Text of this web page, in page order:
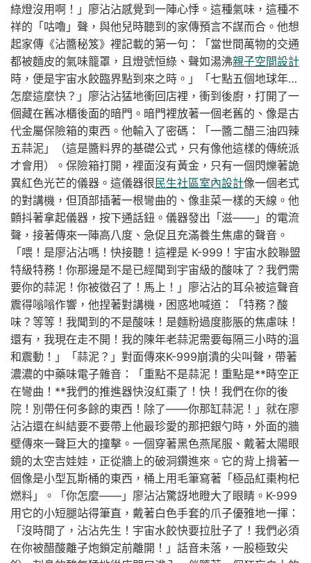
綠燈沒用啊！」廖沾沾感覺到一陣心悸。這種氣味，這種不
祥的「咕嚕」聲，與他兒時聽到的家傳預言不謀而合。他想
起家傳《沾醬秘笈》裡記載的第一句：「當世間萬物的交通
都被麵皮的氣味籠罩，且燈號恒綠、聲如湯沸親子空間設計
時，便是宇宙水餃臨界點到來之時。」「七點五個地球年…
怎麼這麼快？」廖沾沾猛地衝回店裡，衝到後廚，打開了一
個藏在舊冰櫃後面的暗門。暗門裡放著一個老舊的、像是古
代金屬保險箱的東西。他輸入了密碼：「一醬二醋三油四辣
五蒜泥」（這是醬料界的基礎公式，只有像他這樣的傳統派
才會用）。保險箱打開，裡面沒有黃金，只有一個閃爍著詭
異紅色光芒的儀器。這儀器很 民生社區室內設計像一個老式
的對講機，但頂部插著一根彎曲的、像韭菜一樣的天線。他
顫抖著拿起儀器，按下通話鈕。儀器發出「滋——」的電流
聲，接著傳來一陣高八度、急促且充滿養生焦慮的聲音。
「喂！是廖沾沾嗎！快接聽！這裡是 K-999！宇宙水餃聯盟
特級特務！你那邊是不是已經聞到宇宙級的酸味了？我們需
要你的蒜泥！你被徵召了！馬上！」廖沾沾的耳朵被這聲音
震得嗡嗡作響，他捏著對講機，困惑地喊道：「特務？酸
味？等等！我聞到的不是酸味！是麵粉過度膨脹的焦慮味！
還有，我現在走不開！我的陳年老蒜泥需要每隔三小時的溫
和震動！」「蒜泥？」對面傳來K-999崩潰的尖叫聲，帶著
濃濃的中藥味電子雜音：「重點不是蒜泥！重點是**時空正
在彎曲！**我們的推進器快沒紅棗了！快！我們在你的後
院！別帶任何多餘的東西！除了——你那缸蒜泥！」就在廖
沾沾還在糾結要不要帶上他最珍愛的那把銀勺時，外面的牆
壁傳來一聲巨大的撞擊。一個穿著黑色燕尾服、戴著太陽眼
鏡的太空吉娃娃，正從牆上的破洞鑽進來。它的背上揹著一
個像是小型瓦斯桶的東西，桶上用毛筆寫著「極品紅棗枸杞
燃料」。「你怎麼——」廖沾沾驚訝地瞪大了眼睛。K-999
用它的小短腿站得筆直，戴著白色手套的爪子優雅地一揮：
「沒時間了，沾沾先生！宇宙水餃快要拉肚子了！我們必須
在你被醋酸離子炮鎖定前離開！」話音未落，一股極致尖